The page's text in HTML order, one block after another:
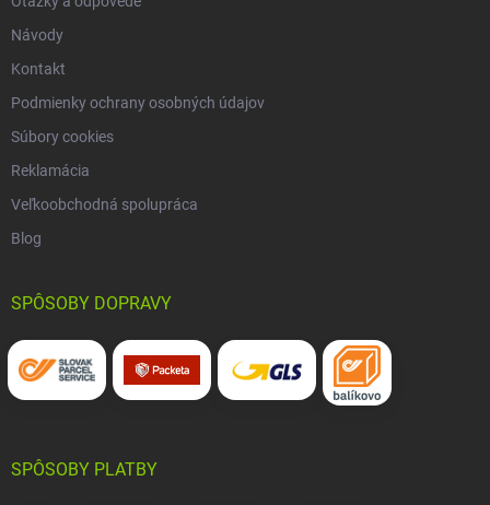
Návody
Kontakt
Podmienky ochrany osobných údajov
Súbory cookies
Reklamácia
Veľkoobchodná spolupráca
Blog
SPÔSOBY DOPRAVY
SPÔSOBY PLATBY